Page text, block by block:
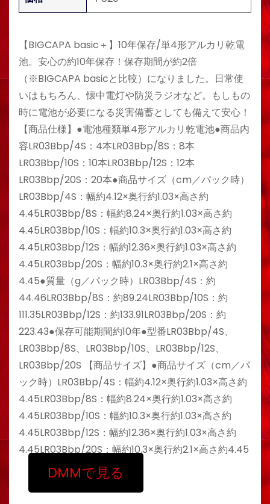
【BIGCAPA basic＋】10年保存/単4形アルカリ乾電
池。安心の約10年保存！保存期間が約2倍
（※BIGCAPA basicと比較）になりました。日常使
いはもちろん、懐中電灯や防災ラジオなど。もしもの
時に電池が必要になる災害備蓄としても備えて安心！
【商品仕様】●電池種類単4形アルカリ乾電池●商品内
容LR03Bbp/4S：4本LR03Bbp/8S：8本
LR03Bbp/10S：10本LR03Bbp/12S：12本
LR03Bbp/20S：20本●商品サイズ（cm／パック時）
LR03Bbp/4S：幅約4.12×奥行約1.03×高さ約
4.45LR03Bbp/8S：幅約8.24×奥行約1.03×高さ約
4.45LR03Bbp/10S：幅約10.3×奥行約1.03×高さ約
4.45LR03Bbp/12S：幅約12.36×奥行約1.03×高さ約
4.45LR03Bbp/20S：幅約10.3×奥行約2.1×高さ約
4.45●質量（g／パック時）LR03Bbp/4S：約
44.46LR03Bbp/8S：約89.24LR03Bbp/10S：約
111.35LR03Bbp/12S：約133.91LR03Bbp/20S：約
223.43●保存可能期間約10年●型番LR03Bbp/4S、
LR03Bbp/8S、LR03Bbp/10S、LR03Bbp/12S、
LR03Bbp/20S 【商品サイズ】●商品サイズ（cm／パ
ック時）LR03Bbp/4S：幅約4.12×奥行約1.03×高さ約
4.45LR03Bbp/8S：幅約8.24×奥行約1.03×高さ約
4.45LR03Bbp/10S：幅約10.3×奥行約1.03×高さ約
4.45LR03Bbp/12S：幅約12.36×奥行約1.03×高さ約
4.45LR03Bbp/20S：幅約10.3×奥行約2.1×高さ約4.45
DMMで見る